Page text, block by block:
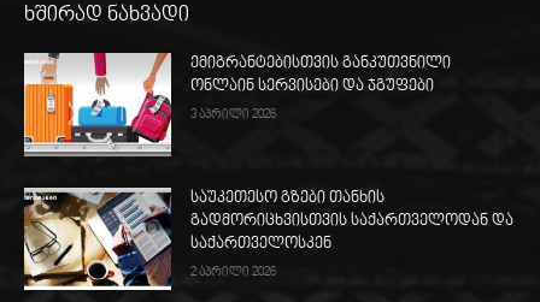
ხშირად ნახვადი
ემიგრანტებისთვის განკუთვნილი
ონლაინ სერვისები და ჯგუფები
3 აპრილი 2026
საუკეთესო გზები თანხის
გადმორიცხვისთვის საქართველოდან და
საქართველოსკენ
2 აპრილი 2026